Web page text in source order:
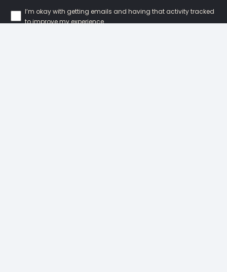
I’m okay with getting emails and having that activity tracked
to improve my experience.